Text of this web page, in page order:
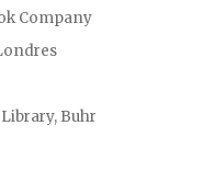
Company
Buhr